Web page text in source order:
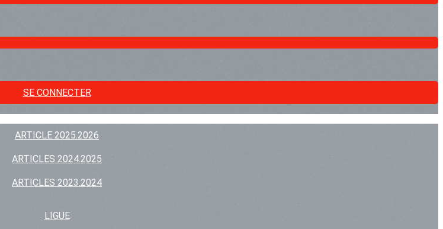
SE CONNECTER
ARTICLE 2025.2026
ARTICLES 2024.2025
ARTICLES 2023.2024
LIGUE